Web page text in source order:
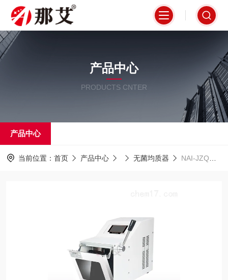
产品中心
PRODUCTS CNTER
产品中心
当前位置： 首页 产品中心 无菌均质器 NAI-JZQ广东佛山实验室用拍击式均质器厂家